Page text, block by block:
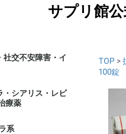
サプリ館
社交不安障害・イ
・シアリス・レビ
療薬
系
TOP >
100錠